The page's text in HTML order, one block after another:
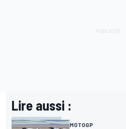
Lire aussi :
MOTOGP